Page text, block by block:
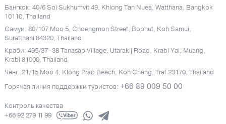
Бангкок: 40/6 Soi Sukhumvit 49, Khlong Tan Nuea, Watthana, Bangkok
10110, Thailand
Самуи: 80/107 Moo 5, Choengmon Street, Bophut, Koh Samui,
Suratthani 84320, Thailand
Краби: 495/37–38 Tanasap Village, Utarakij Road, Krabi Yai, Muang,
Krabi 81000, Thailand
Чанг: 21/15 Moo 4, Klong Prao Beach, Koh Chang, Trat 23170, Thailand
Горячая линия поддержки туристов: +66 89 009 50 00
Контроль качества
+66 92 279 11 99